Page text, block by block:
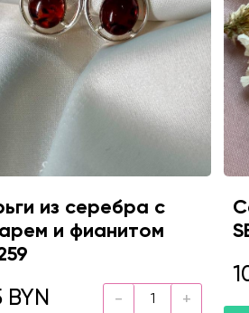
из серебра с
и фианитом
BYN